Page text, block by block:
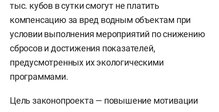
тыс. кубов в сутки смогут не платить
компенсацию за вред водным объектам при
условии выполнения мероприятий по снижению
сбросов и достижения показателей,
предусмотренных их экологическими
программами.
Цель законопроекта — повышение мотивации